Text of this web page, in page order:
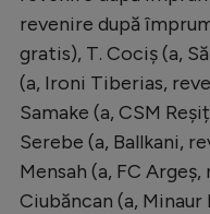
revenire după
gratis), T. Cociș (a,
(a, Ironi Tiberias,
Samake (a, CSM
Serebe (a, Ballkani,
Mensah (a, FC
Ciubăncan (a,